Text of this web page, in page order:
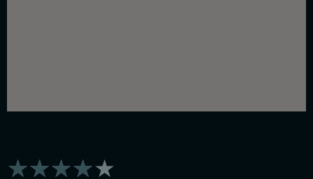
★★★★★